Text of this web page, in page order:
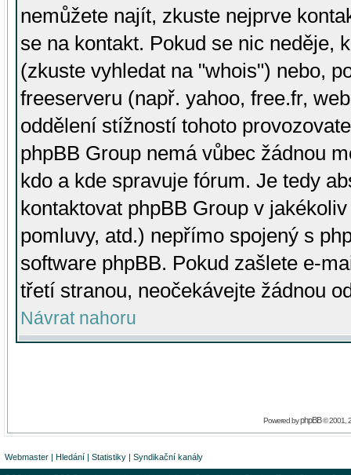
nemůžete najít, zkuste nejprve
se na kontakt. Pokud se nic neděje,
(zkuste vyhledat na "whois") nebo,
freeserveru (např. yahoo, free.fr,
oddělení stížností tohoto
phpBB Group nemá vůbec žádnou
kdo a kde spravuje fórum. Je tedy
kontaktovat phpBB Group v
pomluvy, atd.) nepřímo spojený s
software phpBB. Pokud zašlete e-
třetí stranou, neočekávejte žádnou
Návrat nahoru
Powered byphpBB© 2001,
Webmaster | Hledání | Statistiky | Syndikační kanály